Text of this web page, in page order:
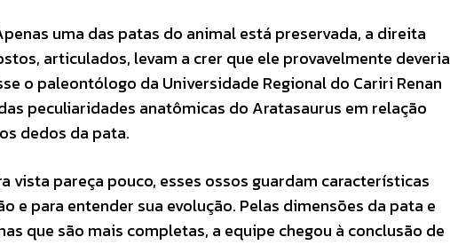
uma das patas do animal está preservada, a direita
articulados, levam a crer que ele provavelmente deveria
o paleontólogo da Universidade Regional do Cariri Renan
peculiaridades anatômicas do Aratasaurus em relação
dedos da pata.
vista pareça pouco, esses ossos guardam características
e para entender sua evolução. Pelas dimensões da pata e
que são mais completas, a equipe chegou à conclusão de